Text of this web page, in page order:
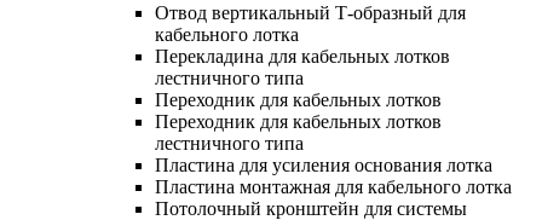
Отвод вертикальный Т-образный для
кабельного лотка
Перекладина для кабельных лотков
лестничного типа
Переходник для кабельных лотков
Переходник для кабельных лотков
лестничного типа
Пластина для усиления основания лотка
Пластина монтажная для кабельного лотка
Потолочный кронштейн для системы